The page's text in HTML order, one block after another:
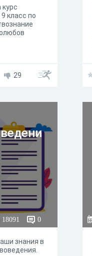
курс
класс по
29
18091 0
знания в